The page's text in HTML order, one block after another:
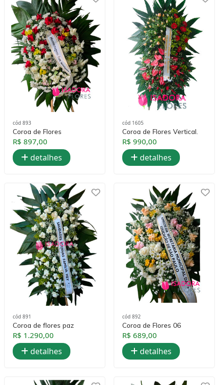
cód 893
Coroa de Flores
R$ 897,00
detalhes
cód 1605
Coroa de Flores Vertical.
R$ 990,00
detalhes
cód 891
Coroa de flores paz
R$ 1.290,00
detalhes
cód 892
Coroa de Flores 06
R$ 689,00
detalhes